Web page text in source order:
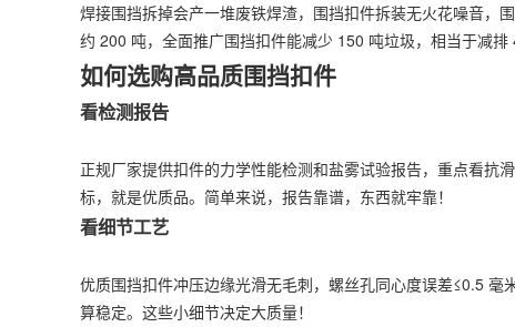
焊接围挡拆掉会产一堆废铁焊渣，围挡扣件拆装无火花噪音，
约 200 吨，全面推广围挡扣件能减少 150 吨垃圾，相当于减排
如何选购高品质围挡扣件
看检测报告
正规厂家提供扣件的力学性能检测和盐雾试验报告，重点看
标，就是优质品。简单来说，报告靠谱，东西就牢靠！
看细节工艺
优质围挡扣件冲压边缘光滑无毛刺，螺丝孔同心度误差≤0.5
算稳定。这些小细节决定大质量！